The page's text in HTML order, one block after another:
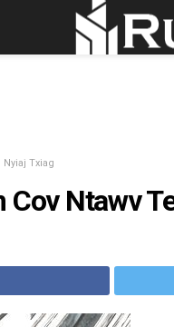
Nyiaj Txiag
Cov Ntawv